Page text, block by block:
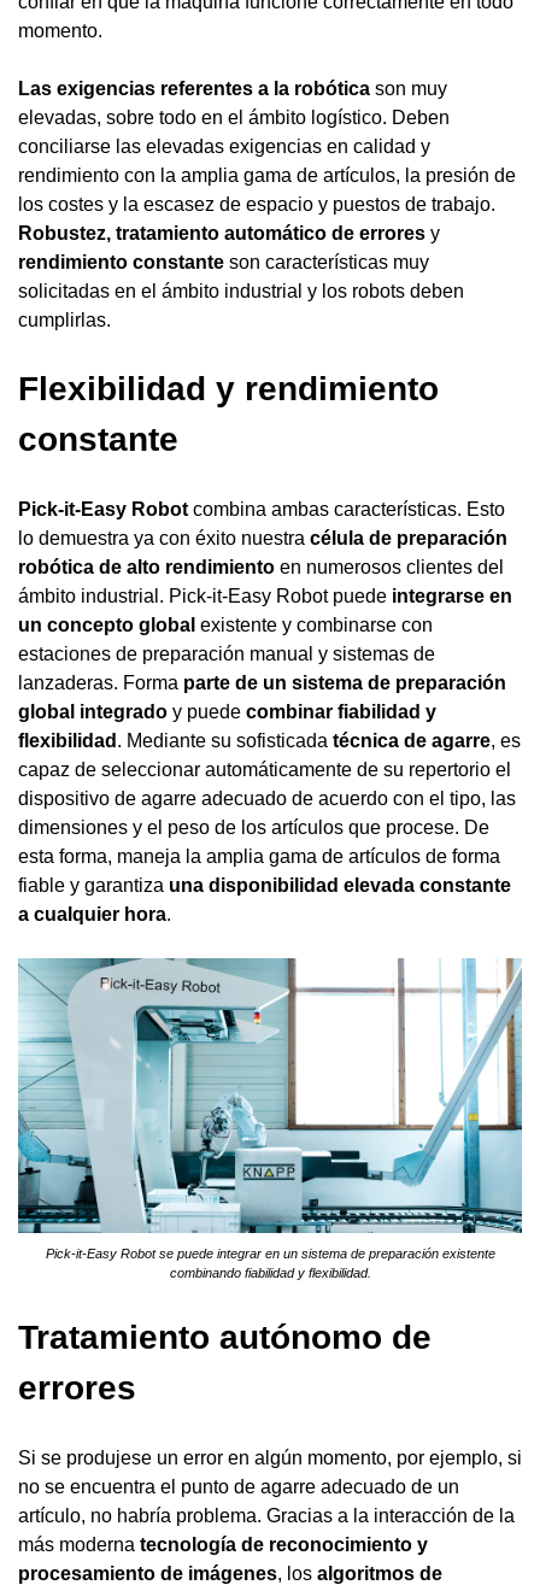
momento.
Las exigencias referentes a la robótica son muy
elevadas, sobre todo en el ámbito logístico. Deben
conciliarse las elevadas exigencias en calidad y
rendimiento con la amplia gama de artículos, la presión de
los costes y la escasez de espacio y puestos de trabajo.
Robustez, tratamiento automático de errores y
rendimiento constante son características muy
solicitadas en el ámbito industrial y los robots deben
cumplirlas.
Flexibilidad y rendimiento
constante
Pick-it-Easy Robot combina ambas características. Esto
lo demuestra ya con éxito nuestra célula de preparación
robótica de alto rendimiento en numerosos clientes del
ámbito industrial. Pick-it-Easy Robot puede integrarse en
un concepto global existente y combinarse con
estaciones de preparación manual y sistemas de
lanzaderas. Forma parte de un sistema de preparación
global integrado y puede combinar fiabilidad y
flexibilidad . Mediante su sofisticada técnica de agarre, es
capaz de seleccionar automáticamente de su repertorio el
dispositivo de agarre adecuado de acuerdo con el tipo, las
dimensiones y el peso de los artículos que procese. De
esta forma, maneja la amplia gama de artículos de forma
fiable y garantiza una disponibilidad elevada constante
a cualquier hora.
Pick-it-Easy Robot se puede integrar en un sistema de preparación existente
combinando fiabilidad y flexibilidad.
Tratamiento autónomo de
errores
Si se produjese un error en algún momento, por ejemplo, si
no se encuentra el punto de agarre adecuado de un
artículo, no habría problema. Gracias a la interacción de la
más moderna tecnología de reconocimiento y
procesamiento de imágenes, los algoritmos de